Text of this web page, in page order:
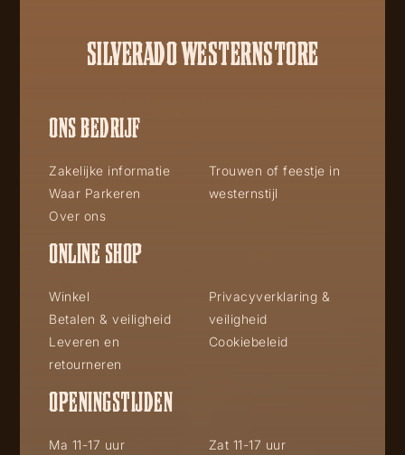
SILVERADO WESTERNSTORE
ONS BEDRIJF
Zakelijke informatie
Waar Parkeren
Over ons
Trouwen of feestje in
westernstijl
ONLINE SHOP
Winkel
Betalen & veiligheid
Leveren en
retourneren
Privacyverklaring &
veiligheid
Cookiebeleid
OPENINGSTIJDEN
Ma 11-17 uur
Zat 11-17 uur